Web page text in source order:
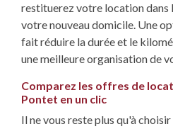
restituerez votre location dans
votre nouveau domicile. Une
fait réduire la durée et le
une meilleure organisation de
Comparez les offres de
Pontet en un clic
Il ne vous reste plus qu'à